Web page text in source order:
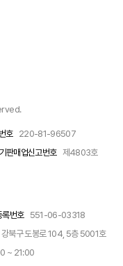
호
220-81-96507
판매업신고번호
제4803호
록번호
551-06-03318
강북구 도봉로 104, 5층 5001호
~ 21:00